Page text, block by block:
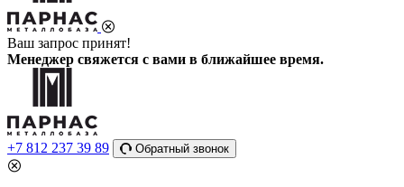
Ваш запрос принят!
Менеджер свяжется с вами в ближайшее время.
+7 812 237 39 89 Обратный звонок